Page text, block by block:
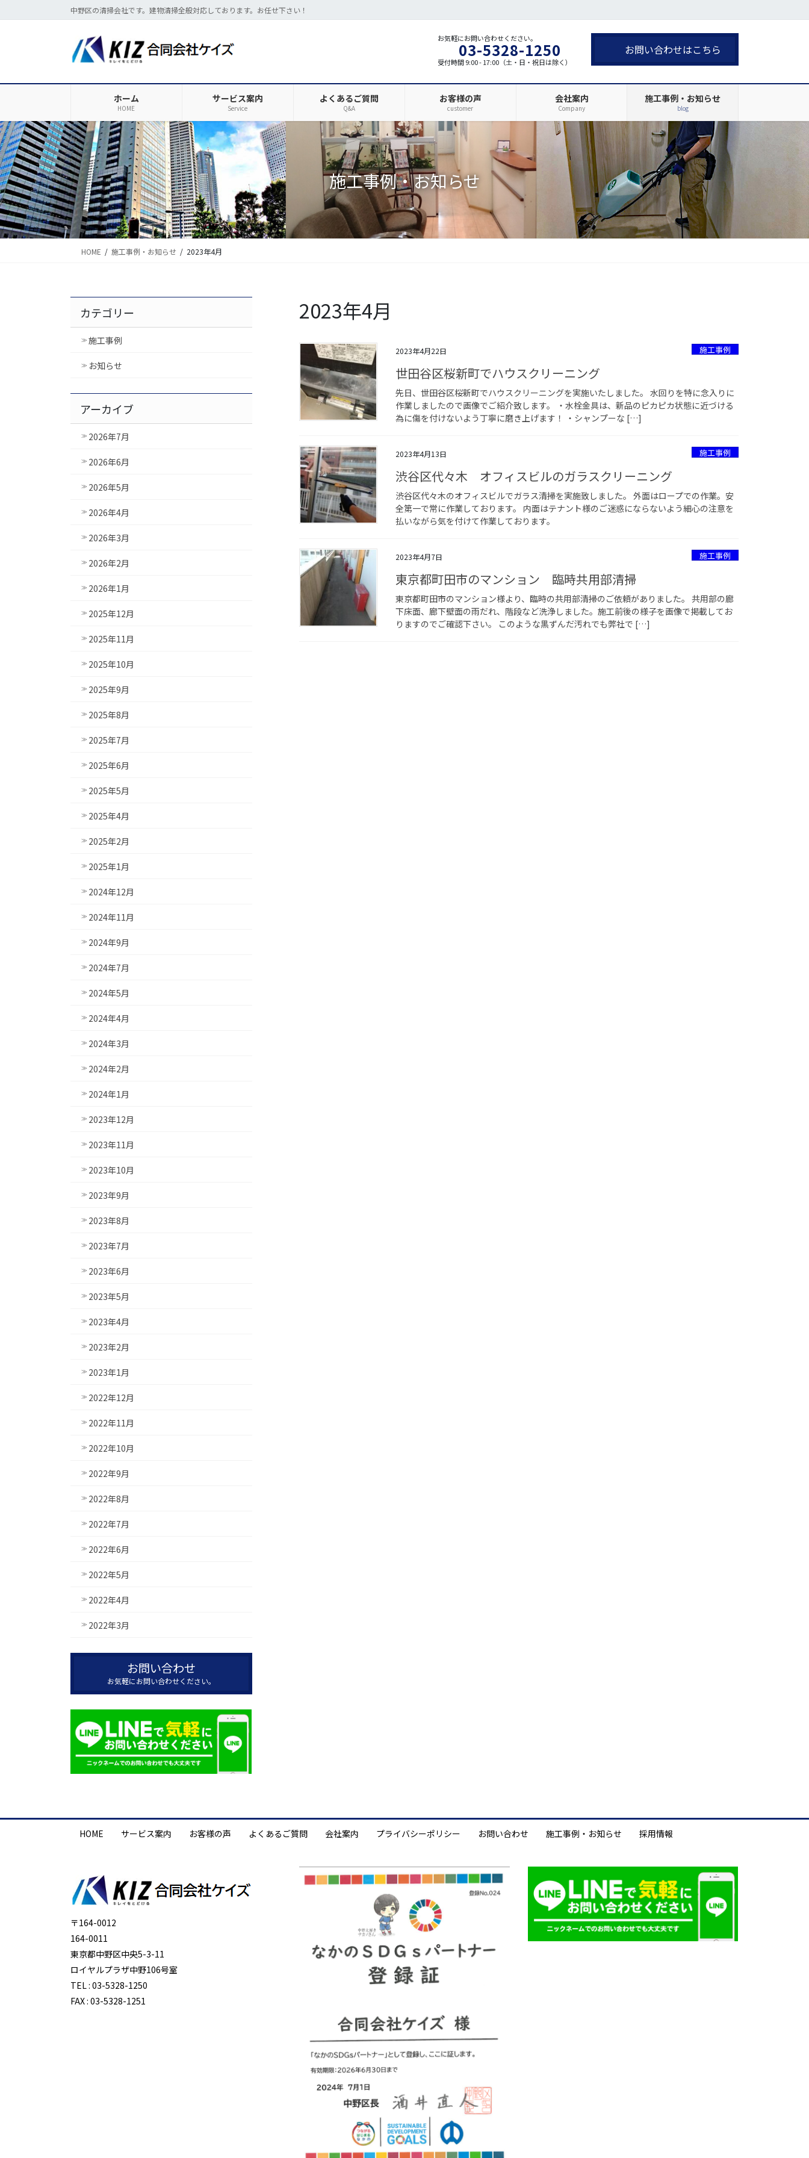
ン
ビ
移
動
中野区の清掃会社です。建物清掃全般対応しております。お任せ下さい！
お気軽にお問い合わせください。
03-5328-1250
受付時間 9:00 - 17:00（土・日・祝日は除く）
お問い合わせはこちら
ホーム
HOME
サービス案内
Service
よくあるご質問
Q&A
お客様の声
customer
会社案内
Company
施工事例・お知らせ
blog
施工事例・お知らせ
HOME 施工事例・お知らせ 2023年4月
2023年4月
2023年4月22日 施工事例
世田谷区桜新町でハウスクリーニング
先日、世田谷区桜新町でハウスクリーニングを実施いたしました。 水回りを特に念入りに
作業しましたので画像でご紹介致します。 ・水栓金具は、新品のピカピカ状態に近づける
為に傷を付けないよう丁寧に磨き上げます！ ・シャンプーな […]
2023年4月13日 施工事例
渋谷区代々木 オフィスビルのガラスクリーニング
渋谷区代々木のオフィスビルでガラス清掃を実施致しました。 外面はロープでの作業。安
全第一で常に作業しております。 内面はテナント様のご迷惑にならないよう細心の注意を
払いながら気を付けて作業しております。
2023年4月7日 施工事例
東京都町田市のマンション 臨時共用部清掃
東京都町田市のマンション様より、臨時の共用部清掃のご依頼がありました。 共用部の廊
下床面、廊下壁面の雨だれ、階段など洗浄しました。施工前後の様子を画像で掲載してお
りますのでご確認下さい。 このような黒ずんだ汚れでも弊社で […]
カテゴリー
施工事例
お知らせ
アーカイブ
2026年7月
2026年6月
2026年5月
2026年4月
2026年3月
2026年2月
2026年1月
2025年12月
2025年11月
2025年10月
2025年9月
2025年8月
2025年7月
2025年6月
2025年5月
2025年4月
2025年2月
2025年1月
2024年12月
2024年11月
2024年9月
2024年7月
2024年5月
2024年4月
2024年3月
2024年2月
2024年1月
2023年12月
2023年11月
2023年10月
2023年9月
2023年8月
2023年7月
2023年6月
2023年5月
2023年4月
2023年2月
2023年1月
2022年12月
2022年11月
2022年10月
2022年9月
2022年8月
2022年7月
2022年6月
2022年5月
2022年4月
2022年3月
お問い合わせ
お気軽にお問い合わせください。
HOME サービス案内 お客様の声 よくあるご質問 会社案内 プライバシーポリシー お問い合わせ 施工事例・お知らせ 採用情報
〒164-0012
164-0011
東京都中野区中央5-3-11
ロイヤルプラザ中野106号室
TEL : 03-5328-1250
FAX : 03-5328-1251